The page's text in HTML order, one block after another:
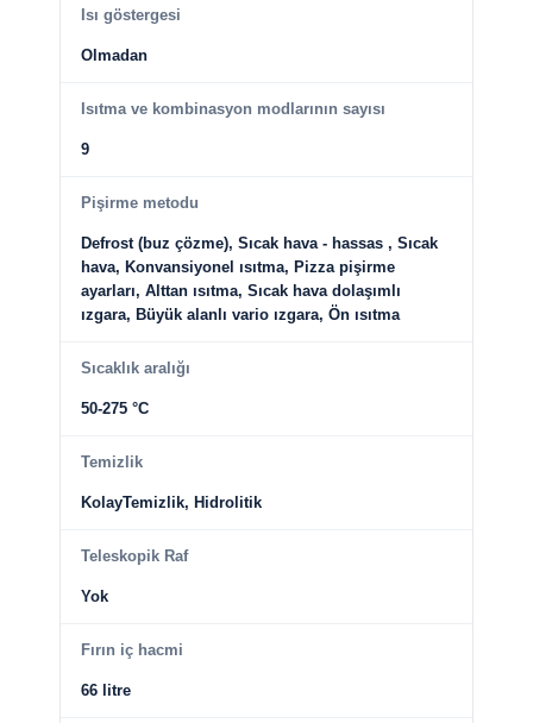
Isı göstergesi
Olmadan
Isıtma ve kombinasyon modlarının sayısı
9
Pişirme metodu
Defrost (buz çözme), Sıcak hava - hassas , Sıcak
hava, Konvansiyonel ısıtma, Pizza pişirme
ayarları, Alttan ısıtma, Sıcak hava dolaşımlı
ızgara, Büyük alanlı vario ızgara, Ön ısıtma
Sıcaklık aralığı
50-275 °C
Temizlik
KolayTemizlik, Hidrolitik
Teleskopik Raf
Yok
Fırın iç hacmi
66 litre